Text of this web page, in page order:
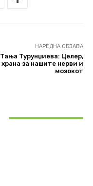
НАРЕДНА ОБЈАВА
Тања Турунџиева: Целер,
храна за нашите нерви и
мозокот